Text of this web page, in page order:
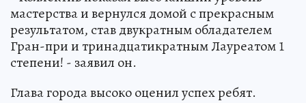
мастерства и вернулся домой с прекрасным
результатом, став двукратным обладателем
Гран-при и тринадцатикратным Лауреатом 1
степени! - заявил он.
Глава города высоко оценил успех ребят.